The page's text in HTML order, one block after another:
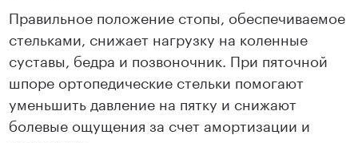
Правильное положение стопы, обеспечиваемое
стельками, снижает нагрузку на коленные
суставы, бедра и позвоночник. При пяточной
шпоре ортопедические стельки помогают
уменьшить давление на пятку и снижают
болевые ощущения за счет амортизации и